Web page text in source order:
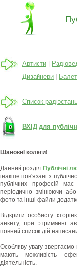
Артисти
Дизайнери
Cписок
ВХІД для
Шановні колеги!
Данний розділ Публічні
інакше пов'язані з
публічних професій
періодично змінюючи
фото та інші файли
Відкрити особисту
анкету, при отриманні
повний список дій
Особливу увагу звертаємо
мають можливість
діятельність.